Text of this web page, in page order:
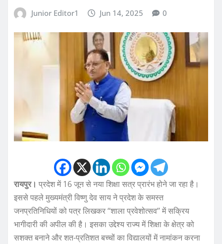
Junior Editor1 Jun 14, 2025 0
रायपुर। प्रदेश में 16 जून से नया शिक्षा सत्र प्रारंभ होने जा रहा है।
इससे पहले मुख्यमंत्री विष्णु देव साय ने प्रदेश के समस्त
जनप्रतिनिधियों को पत्र लिखकर ‘‘शाला प्रवेशोत्सव’’ में सक्रिय
भागीदारी की अपील की है। इसका उद्देश्य राज्य में शिक्षा के क्षेत्र को
सशक्त बनाने और शत-प्रतिशत बच्चों का विद्यालयों में नामांकन करना